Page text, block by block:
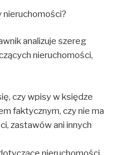
nieruchomości?
analizuje szereg
nieruchomości,
czy wpisy w księdze
faktycznym, czy nie ma
zastawów ani innych